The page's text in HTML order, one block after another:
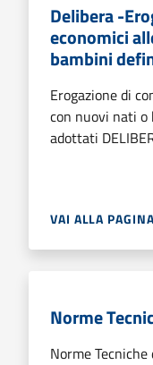
Delibera -
economici
bambini
Erogazione di
con nuovi nati
adottati
VAI ALLA PAGINA
Norme
Norme